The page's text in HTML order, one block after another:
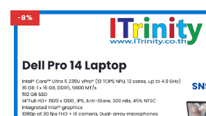
-8%